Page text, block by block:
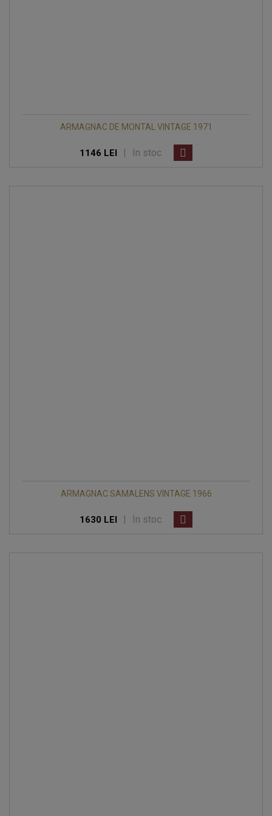
ARMAGNAC DE MONTAL VINTAGE 1971
1146 LEI In stoc
ARMAGNAC SAMALENS VINTAGE 1966
1630 LEI In stoc